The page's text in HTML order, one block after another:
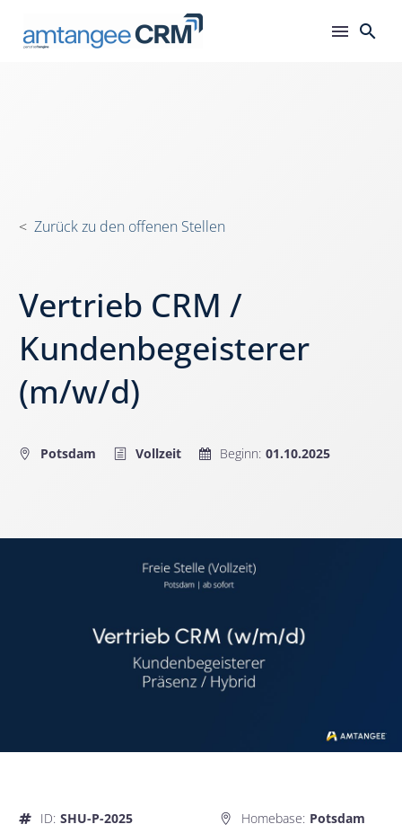
< Zurück zu den offenen Stellen
Vertrieb CRM /
Kundenbegeisterer
(m/w/d)
 Potsdam h Vollzeit  Beginn: 01.10.2025
 ID: SHU-P-2025  Homebase: Potsdam